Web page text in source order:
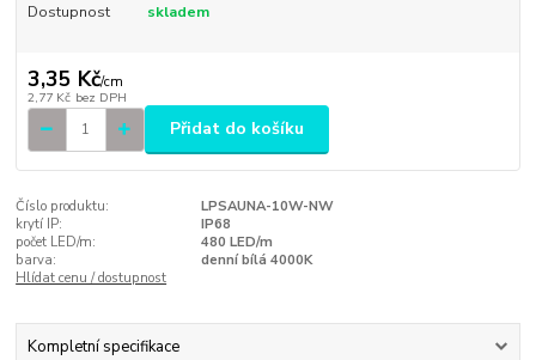
Dostupnost skladem
3,35 Kč/cm
2,77 Kč bez DPH
Přidat do košíku
Číslo produktu:
LPSAUNA-10W-NW
krytí IP:
IP68
počet LED/m:
480 LED/m
barva:
denní bílá 4000K
Hlídat cenu / dostupnost
Kompletní specifikace